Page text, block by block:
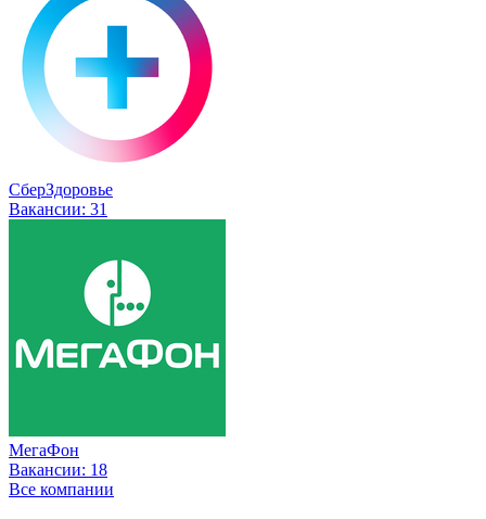
СберЗдоровье
Вакансии: 31
МегаФон
Вакансии: 18
Все компании